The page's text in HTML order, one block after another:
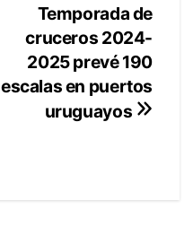
Temporada de
cruceros 2024-
2025 prevé 190
escalas en puertos
uruguayos